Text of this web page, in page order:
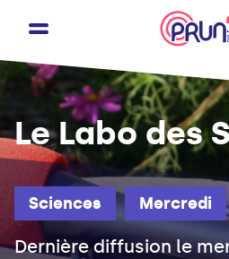
Sciences Mercredi
Le Labo des
Dernière diffusion le